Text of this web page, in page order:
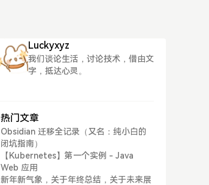
Luckyxyz
我们谈论生活，讨论技术，借由文
字，抵达心灵。
热门文章
Obsidian 迁移全记录（又名：纯小白的
闭坑指南）
【Kubernetes】第一个实例 - Java
Web 应用
新年新气象，关于年终总结，关于未来展